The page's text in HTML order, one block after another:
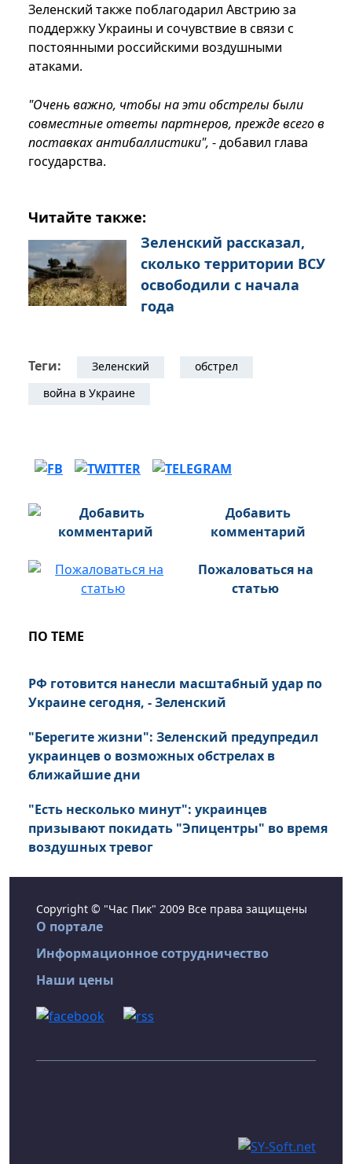
Зеленский также поблагодарил Австрию за
поддержку Украины и сочувствие в связи с
постоянными российскими воздушными
атаками.
"Очень важно, чтобы на эти обстрелы были
совместные ответы партнеров, прежде всего в
поставках антибаллистики", - добавил глава
государства.
Читайте также:
Зеленский рассказал,
сколько территории ВСУ
освободили с начала
года
Теги: Зеленский
обстрел
война в Украине
Добавить
комментарий
Пожаловаться на
статью
ПО ТЕМЕ
РФ готовится нанесли масштабный удар по
Украине сегодня, - Зеленский
"Берегите жизни": Зеленский предупредил
украинцев о возможных обстрелах в
ближайшие дни
"Есть несколько минут": украинцев
призывают покидать "Эпицентры" во время
воздушных тревог
Copyright © "Час Пик" 2009 Все права защищены
О портале
Информационное сотрудничество
Наши цены